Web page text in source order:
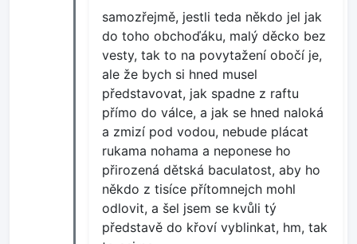
samozřejmě, jestli teda někdo jel jak
do toho obchoďáku, malý děcko bez
vesty, tak to na povytažení obočí je,
ale že bych si hned musel
představovat, jak spadne z raftu
přímo do válce, a jak se hned naloká
a zmizí pod vodou, nebude plácat
rukama nohama a neponese ho
přirozená dětská baculatost, aby ho
někdo z tisíce přítomnejch mohl
odlovit, a šel jsem se kvůli tý
představě do křoví vyblinkat, hm, tak